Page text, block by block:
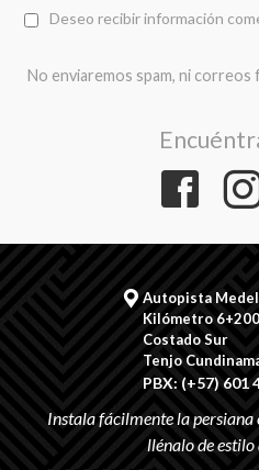
Deseo recibir información
No enviaremos spam, ni correos
Autopista
Kilómetro 6+200
Costado Sur
Tenjo
PBX: (+57) 601